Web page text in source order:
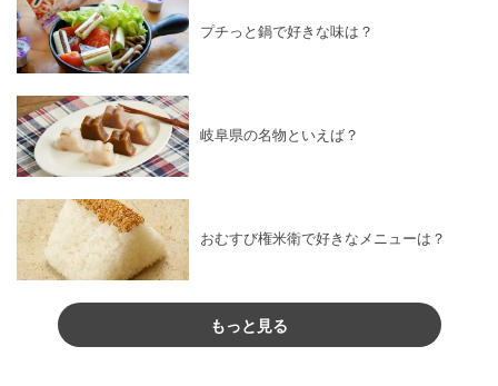
プチっと鍋で好きな味は？
岐阜県の名物といえば？
おむすび権米衛で好きなメニューは？
もっと見る